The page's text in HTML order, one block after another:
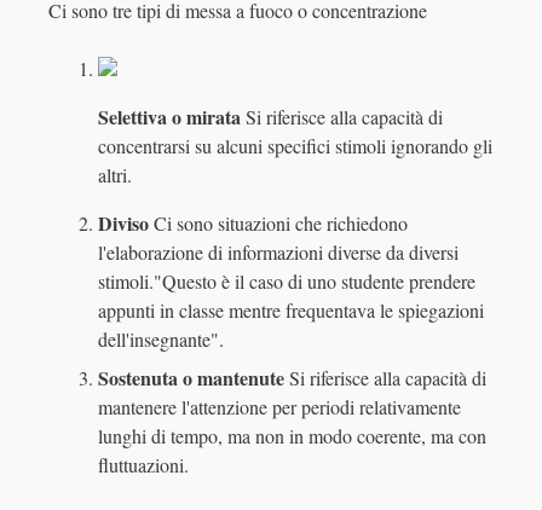
Ci sono tre tipi di messa a fuoco o concentrazione
Selettiva o mirataSi riferisce alla capacità di
concentrarsi su alcuni specifici stimoli ignorando gli
altri.
DivisoCi sono situazioni che richiedono
l'elaborazione di informazioni diverse da diversi
stimoli."Questo è il caso di uno studente prendere
appunti in classe mentre frequentava le spiegazioni
dell'insegnante".
Sostenuta o mantenuteSi riferisce alla capacità di
mantenere l'attenzione per periodi relativamente
lunghi di tempo, ma non in modo coerente, ma con
fluttuazioni.